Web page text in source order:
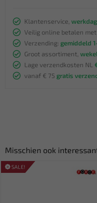
Klantenservice,
Veilig online betalen met
Verzending: gemiddeld
Groot assortiment,
Lage verzendkosten NL
vanaf € 75 gratis
Misschien ook
SALE!